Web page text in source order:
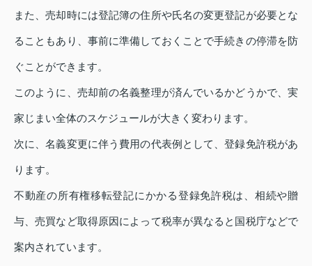
また、売却時には登記簿の住所や氏名の変更登記が必要とな
ることもあり、事前に準備しておくことで手続きの停滞を防
ぐことができます。
このように、売却前の名義整理が済んでいるかどうかで、実
家じまい全体のスケジュールが大きく変わります。
次に、名義変更に伴う費用の代表例として、登録免許税があ
ります。
不動産の所有権移転登記にかかる登録免許税は、相続や贈
与、売買など取得原因によって税率が異なると国税庁などで
案内されています。